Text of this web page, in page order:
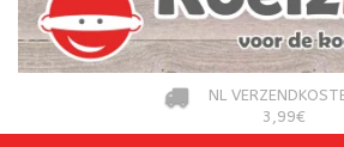
NL
3,99€